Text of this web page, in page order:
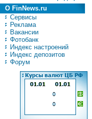
О FinNews.ru
Сервисы
Реклама
Вакансии
Фотобанк
Индекс настроений
Индекс депозитов
Форум